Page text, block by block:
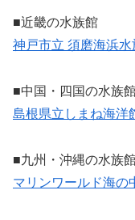
■近畿の水族館
神戸市立 須磨海浜水
■中国・四国の水族
島根県立しまね海洋
■九州・沖縄の水族
マリンワールド海の